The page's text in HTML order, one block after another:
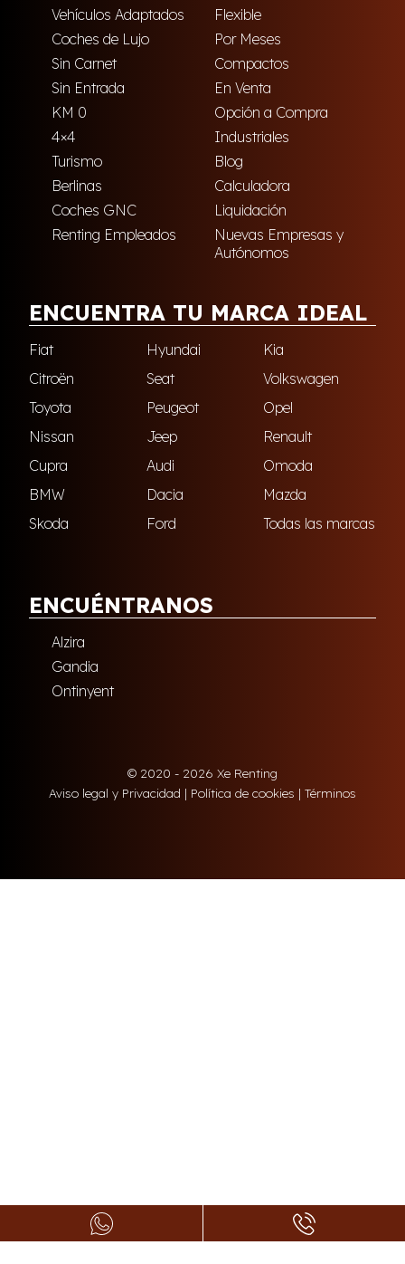
Vehículos Adaptados
Flexible
Coches de Lujo
Por Meses
Sin Carnet
Compactos
Sin Entrada
En Venta
KM 0
Opción a Compra
4×4
Industriales
Turismo
Blog
Berlinas
Calculadora
Coches GNC
Liquidación
Renting Empleados
Nuevas Empresas y
Autónomos
ENCUENTRA TU MARCA IDEAL
Fiat Hyundai
Kia
Citroën
Seat
Volkswagen
Toyota
Peugeot
Opel
Nissan
Jeep
Renault
Cupra
Audi
Omoda
BMW
Dacia
Mazda
Skoda
Ford Todas las marcas
ENCUÉNTRANOS
Alzira
Gandia
Ontinyent
© 2020 - 2026 Xe Renting
Aviso legal y Privacidad | Política de cookies | Términos